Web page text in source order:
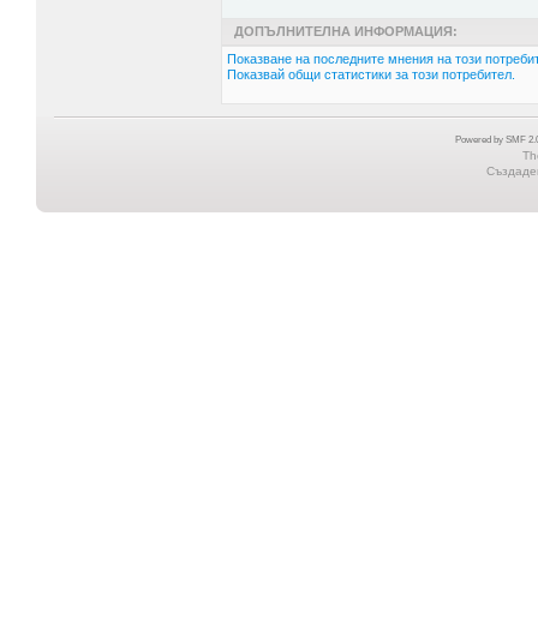
ДОПЪЛНИТЕЛНА ИНФОРМАЦИЯ:
Показване на последните мнения на този
Показвай общи статистики за този потребител.
Powered by SMF